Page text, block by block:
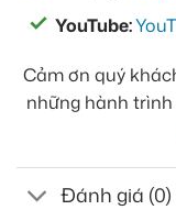
YouTube:
Cảm ơn quý
những hành
Đánh giá (0)